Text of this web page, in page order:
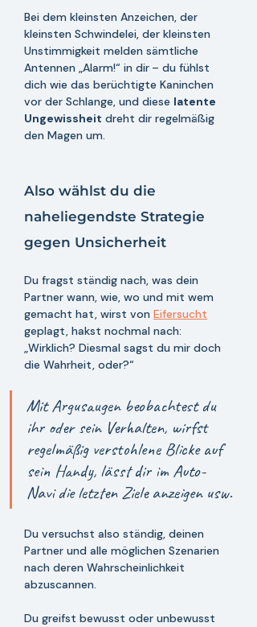
Bei dem kleinsten Anzeichen, der
kleinsten Schwindelei, der kleinsten
Unstimmigkeit melden sämtliche
Antennen „Alarm!“ in dir – du fühlst
dich wie das berüchtigte Kaninchen
vor der Schlange, und diese latente
Ungewissheit dreht dir regelmäßig
den Magen um.
Also wählst du die
naheliegendste Strategie
gegen Unsicherheit
Du fragst ständig nach, was dein
Partner wann, wie, wo und mit wem
gemacht hat, wirst von Eifersucht
geplagt, hakst nochmal nach:
„Wirklich? Diesmal sagst du mir doch
die Wahrheit, oder?“
Mit Argusaugen beobachtest du
ihr oder sein Verhalten, wirfst
regelmäßig verstohlene Blicke auf
sein Handy, lässt dir im Auto-
Navi die letzten Ziele anzeigen usw.
Du versuchst also ständig, deinen
Partner und alle möglichen Szenarien
nach deren Wahrscheinlichkeit
abzuscannen.
Du greifst bewusst oder unbewusst